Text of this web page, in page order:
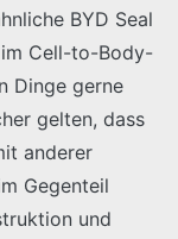
BYD Seal
Cell-to-Body-
Dinge gerne
gelten, dass
anderer
Gegenteil
und